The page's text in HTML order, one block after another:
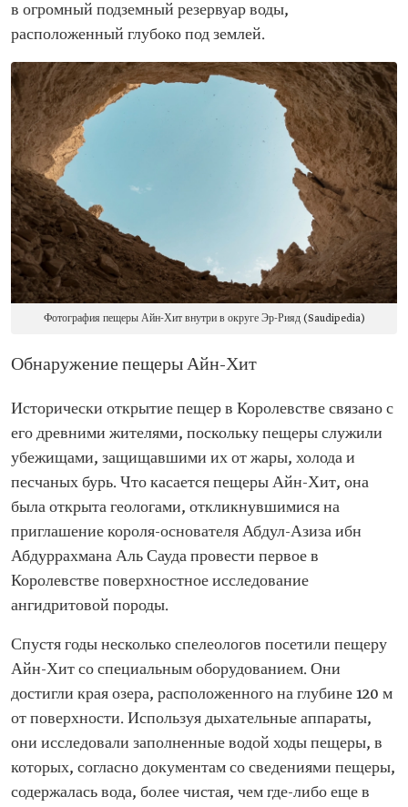
в огромный подземный резервуар воды,
расположенный глубоко под землей.
Фотография пещеры Айн-Хит внутри в округе Эр-Рияд (Saudipedia)
Обнаружение пещеры Айн-Хит
Исторически открытие пещер в Королевстве связано с
его древними жителями, поскольку пещеры служили
убежищами, защищавшими их от жары, холода и
песчаных бурь. Что касается пещеры Айн-Хит, она
была открыта геологами, откликнувшимися на
приглашение короля-основателя Абдул-Азиза ибн
Абдуррахмана Аль Сауда провести первое в
Королевстве поверхностное исследование
ангидритовой породы.
Спустя годы несколько спелеологов посетили пещеру
Айн-Хит со специальным оборудованием. Они
достигли края озера, расположенного на глубине 120 м
от поверхности. Используя дыхательные аппараты,
они исследовали заполненные водой ходы пещеры, в
которых, согласно документам со сведениями пещеры,
содержалась вода, более чистая, чем где-либо еще в